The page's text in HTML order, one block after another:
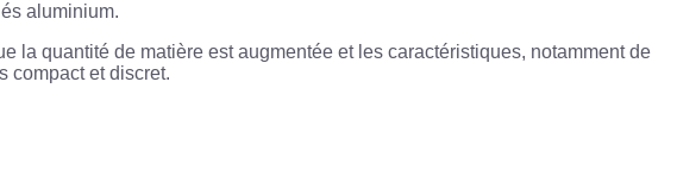
aluminium.
la quantité de matière est augmentée et les caractéristiques, notamment de
compact et discret.